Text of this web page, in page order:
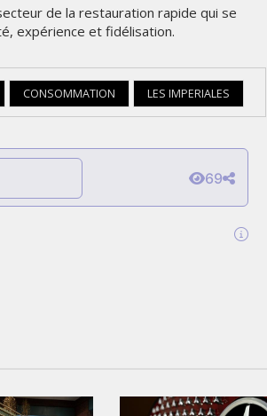
de la restauration rapide qui se
expérience et fidélisation.
CONSOMMATION LES IMPERIALES
69